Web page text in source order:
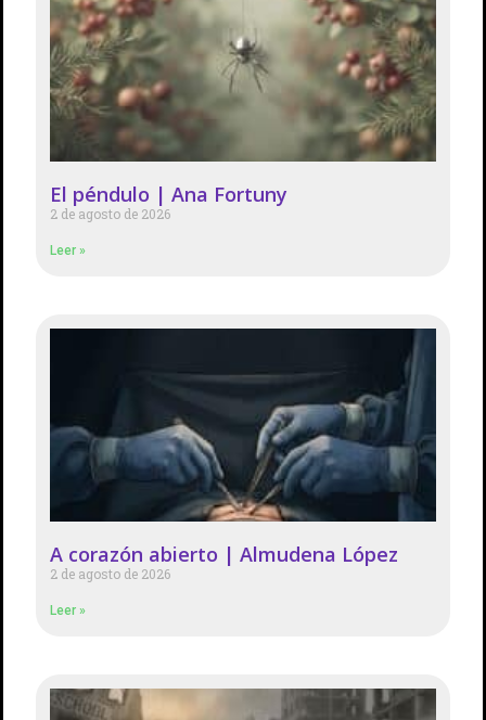
El péndulo | Ana Fortuny
2 de agosto de 2026
Leer »
A corazón abierto | Almudena López
2 de agosto de 2026
Leer »